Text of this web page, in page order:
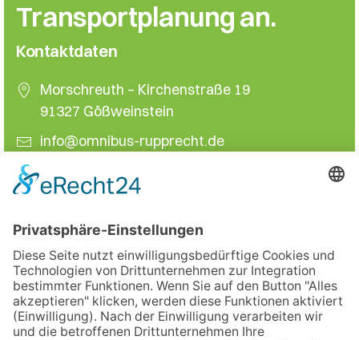
Transport­planung an.
Kontaktdaten
Morschreuth – Kirchenstraße 19
91327 Gößweinstein
info@omnibus-rupprecht.de